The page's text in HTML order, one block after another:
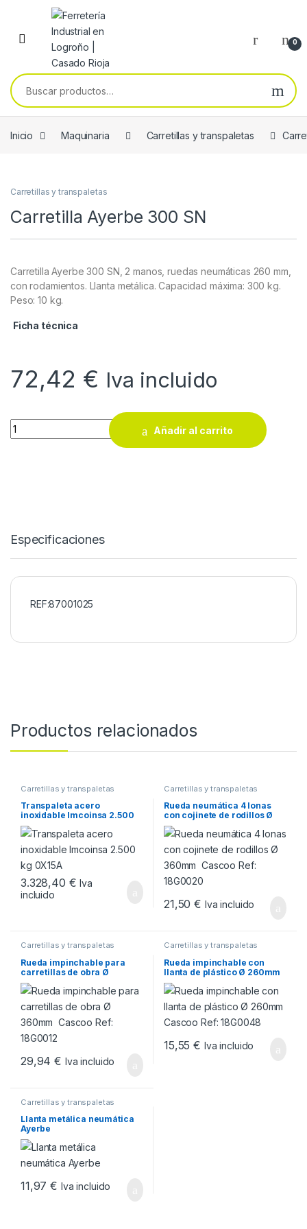
Skip to navigation
Skip to content
0
Buscar por:
Inicio Maquinaria Carretillas y transpaletas
Carretillas y transpaletas
Carretilla Ayerbe 300 SN
Carretilla Ayerbe 300 SN, 2 manos, ruedas neumáticas 260 mm,
con rodamientos. Llanta metálica. Capacidad máxima: 300 kg.
Peso: 10 kg.
Ficha técnica
72,42 € Iva incluido
Carretilla Ayerbe 300 SN quantity
Añadir al carrito
Especificaciones
REF:87001025
Productos relacionados
Carretillas y transpaletas
Transpaleta acero
inoxidable Imcoinsa 2.500
kg 0X15A
3.328,40 € Iva
incluido
Carretillas y transpaletas
Rueda neumática 4 lonas
con cojinete de rodillos Ø
360mm Cascoo Ref:
18G0020
21,50€ Iva incluido
Carretillas y transpaletas
Rueda impinchable para
carretillas de obra Ø
360mm Cascoo Ref:
18G0012
29,94€ Iva incluido
Carretillas y transpaletas
Rueda impinchable con
llanta de plástico Ø 260mm
Cascoo Ref: 18G0048
15,55€ Iva incluido
Carretillas y transpaletas
Llanta metálica neumática
Ayerbe
11,97€ Iva incluido